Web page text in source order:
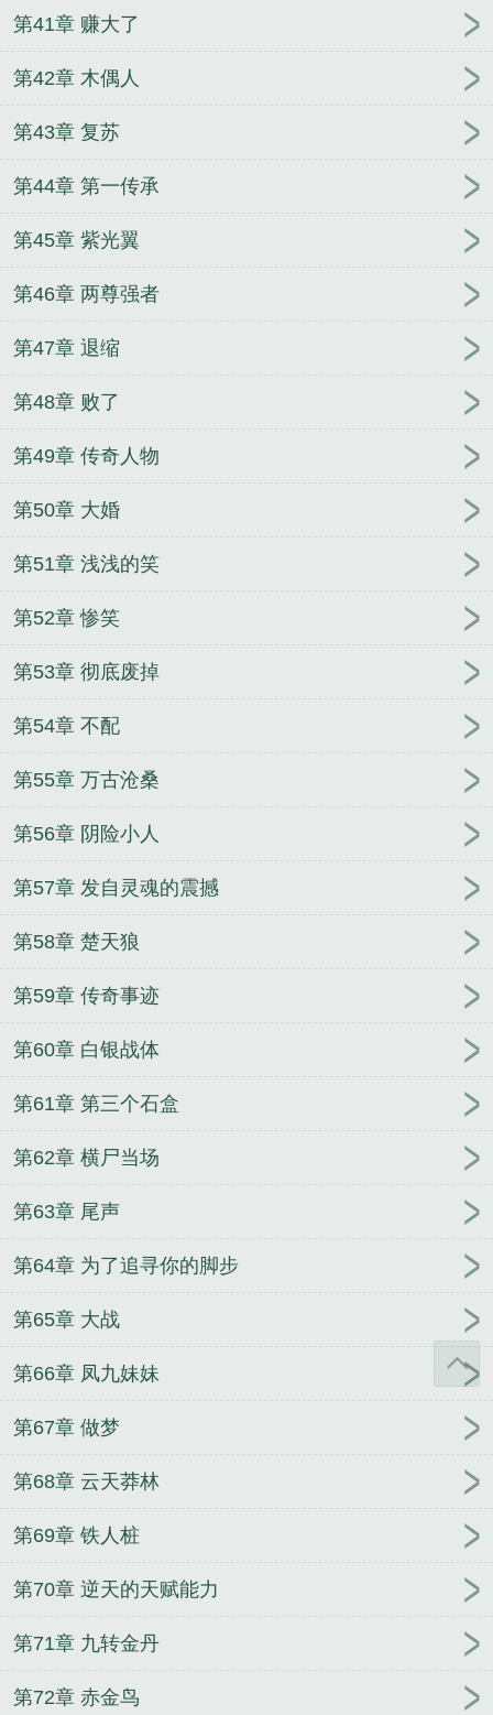
第41章 赚大了
第42章 木偶人
第43章 复苏
第44章 第一传承
第45章 紫光翼
第46章 两尊强者
第47章 退缩
第48章 败了
第49章 传奇人物
第50章 大婚
第51章 浅浅的笑
第52章 惨笑
第53章 彻底废掉
第54章 不配
第55章 万古沧桑
第56章 阴险小人
第57章 发自灵魂的震撼
第58章 楚天狼
第59章 传奇事迹
第60章 白银战体
第61章 第三个石盒
第62章 横尸当场
第63章 尾声
第64章 为了追寻你的脚步
第65章 大战
第66章 凤九妹妹
第67章 做梦
第68章 云天莽林
第69章 铁人桩
第70章 逆天的天赋能力
第71章 九转金丹
第72章 赤金鸟